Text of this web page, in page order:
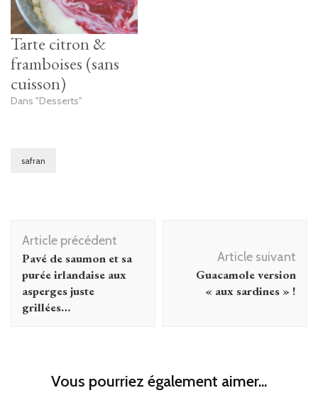
Tarte citron &
framboises (sans
cuisson)
Dans "Desserts"
safran
Navigation
d'article
Article précédent
Pavé de saumon et sa
purée irlandaise aux
asperges juste
grillées…
Article suivant
Guacamole version
« aux sardines » !
Vous pourriez également aimer...